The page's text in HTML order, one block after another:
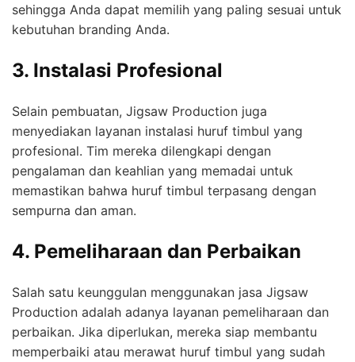
sehingga Anda dapat memilih yang paling sesuai untuk
kebutuhan branding Anda.
3. Instalasi Profesional
Selain pembuatan, Jigsaw Production juga
menyediakan layanan instalasi huruf timbul yang
profesional. Tim mereka dilengkapi dengan
pengalaman dan keahlian yang memadai untuk
memastikan bahwa huruf timbul terpasang dengan
sempurna dan aman.
4. Pemeliharaan dan Perbaikan
Salah satu keunggulan menggunakan jasa Jigsaw
Production adalah adanya layanan pemeliharaan dan
perbaikan. Jika diperlukan, mereka siap membantu
memperbaiki atau merawat huruf timbul yang sudah